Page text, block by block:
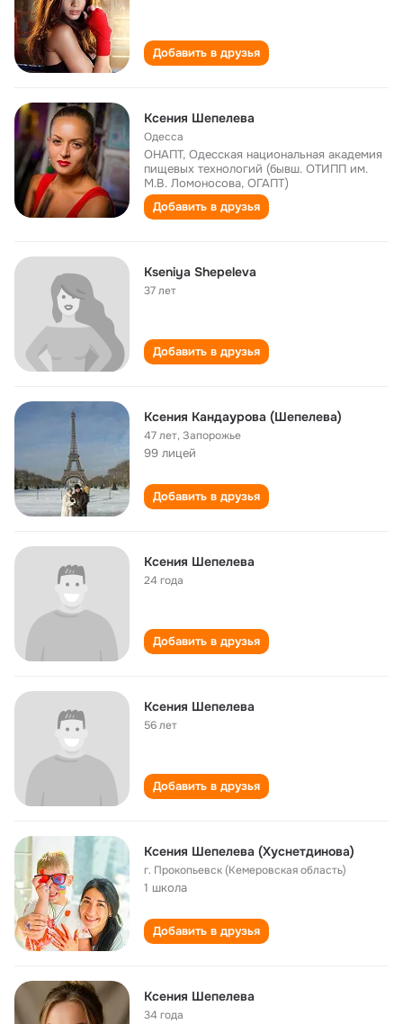
Добавить в друзья
Ксения Шепелева
Одесса
ОНАПТ, Одесская национальная академия
пищевых технологий (бывш. ОТИПП им.
М.В. Ломоносова, ОГАПТ)
Добавить в друзья
Kseniya Shepeleva
37 лет
Добавить в друзья
Ксения Кандаурова (Шепелева)
47 лет,Запорожье
99 лицей
Добавить в друзья
Ксения Шепелева
24 года
Добавить в друзья
Ксения Шепелева
56 лет
Добавить в друзья
Ксения Шепелева (Хуснетдинова)
г. Прокопьевск (Кемеровская область)
1 школа
Добавить в друзья
Ксения Шепелева
34 года